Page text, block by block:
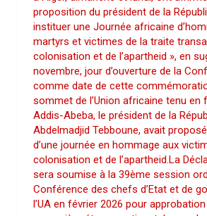
proposition du président de la
instituer une Journée africaine
martyrs et victimes de la traite
colonisation et de l’apartheid », en
novembre, jour d’ouverture de la
comme date de cette
sommet de l’Union africaine tenu en
Addis-Abeba, le président de la
Abdelmadjid Tebboune, avait
d’une journée en hommage aux
colonisation et de l’apartheid.La
sera soumise à la 39ème session
Conférence des chefs d’Etat et de
l’UA en février 2026 pour